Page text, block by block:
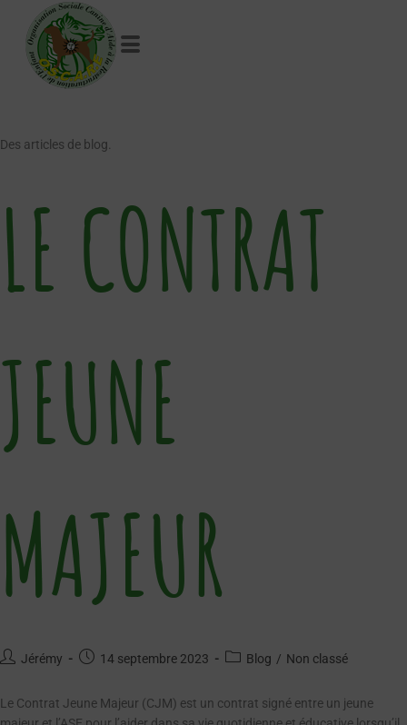
Des articles de blog.
LE CONTRAT
JEUNE
MAJEUR
Jérémy 14 septembre 2023 Blog / Non classé
Le Contrat Jeune Majeur (CJM) est un contrat signé entre un jeune